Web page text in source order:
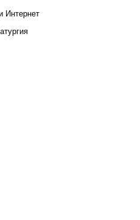
Интернет